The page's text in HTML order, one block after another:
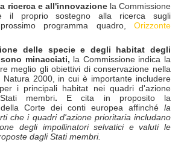
ricerca e all'innovazione la Commissione
il proprio sostegno alla ricerca sugli
programma quadro, Orizzonte
delle specie e degli habitat degli
minacciati, la Commissione indica la
meglio gli obiettivi di conservazione nella
Natura 2000, in cui è importante includere
i principali habitat nei quadri d'azione
membri. E cita in proposito la
della Corte dei conti europea affinché la
che i quadri d'azione prioritaria includano
degli impollinatori selvatici e valuti le
dagli Stati membri.